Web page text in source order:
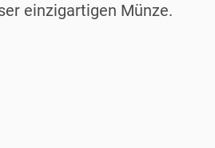
einzigartigen Münze.